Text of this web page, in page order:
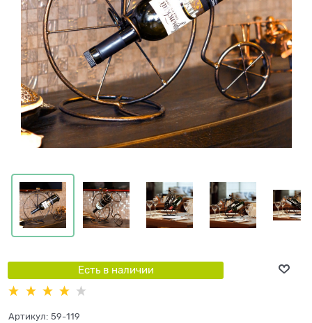
Есть в наличии
Артикул: 59-119